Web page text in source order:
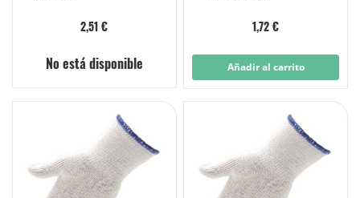
2,51 €
No está disponible
100% Algodón 9.0
1,72 €
Añadir al carrito